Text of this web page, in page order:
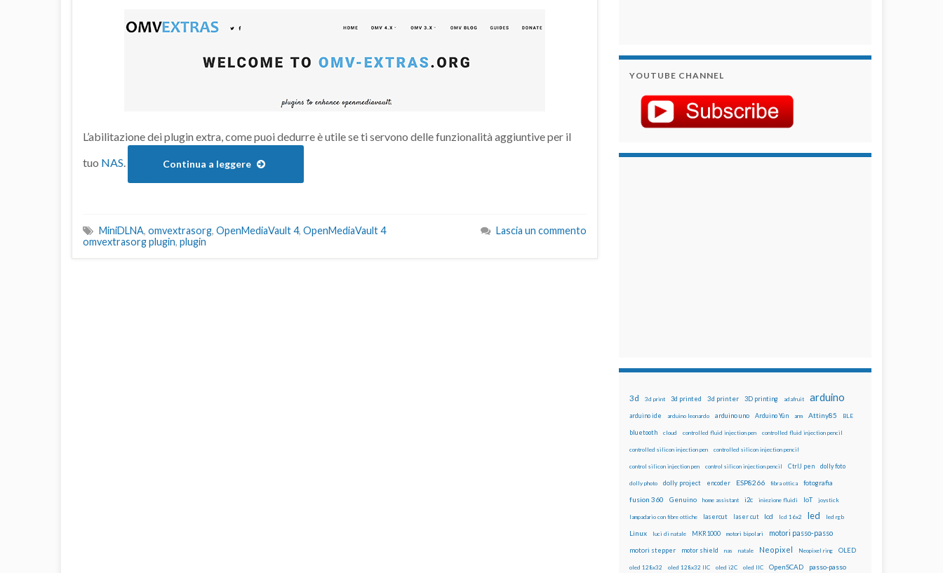
L’abilitazione dei plugin extra, come puoi dedurre è utile se ti servono delle funzionalità aggiuntive per il
tuo NAS. Continua a leggere
MiniDLNA, omvextrasorg, OpenMediaVault 4, OpenMediaVault 4
omvextrasorg plugin, plugin
Lascia un commento
YOUTUBE CHANNEL
3d 3d print 3d printed 3d printer 3D printing adafruit arduino
arduino ide arduino leonardo arduino uno Arduino Yún arm Attiny85 BLE
bluetooth cloud controlled fluid injection pen controlled fluid injection pencil
controlled silicon injection pen controlled silicon injection pencil
control silicon injection pen control silicon injection pencil CtrlJ pen dolly foto
dolly photo dolly project encoder ESP8266 fibra ottica fotografia
fusion 360 Genuino home assistant i2c iniezione fluidi IoT joystick
lampadario con fibre ottiche lasercut laser cut lcd lcd 16x2 led led rgb
Linux luci di natale MKR1000 motori bipolari motori passo-passo
motori stepper motor shield nas natale Neopixel Neopixel ring OLED
oled 128x32 oled 128x32 IIC oled i2C oled IIC OpenSCAD passo-passo